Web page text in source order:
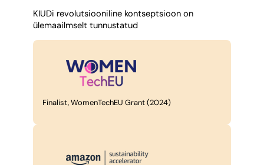
KIUDi revolutsiooniline kontseptsioon on
ülemaailmselt tunnustatud
Finalist, WomenTechEU Grant (2024)